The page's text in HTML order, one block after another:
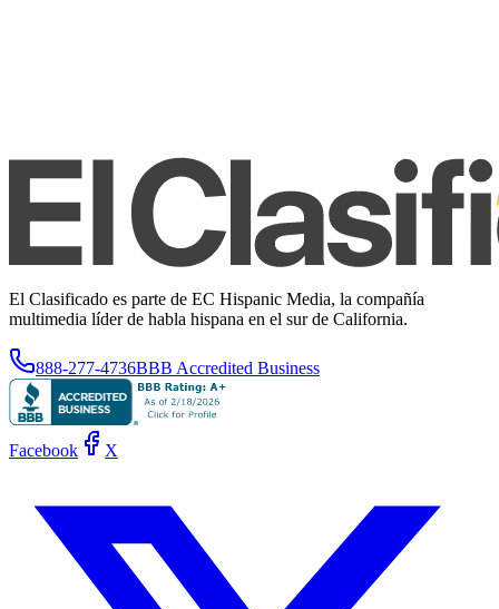
El Clasificado es parte de EC Hispanic Media, la compañía
multimedia líder de habla hispana en el sur de California.
888-277-4736BBB Accredited Business
Facebook X